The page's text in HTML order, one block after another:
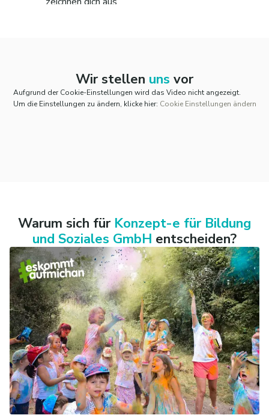
Wir stellen uns vor
Aufgrund der Cookie-Einstellungen wird das Video nicht angezeigt.
Um die Einstellungen zu ändern, klicke hier: Cookie Einstellungen ändern
Warum sich für Konzept-e für Bildung
und Soziales GmbH entscheiden?